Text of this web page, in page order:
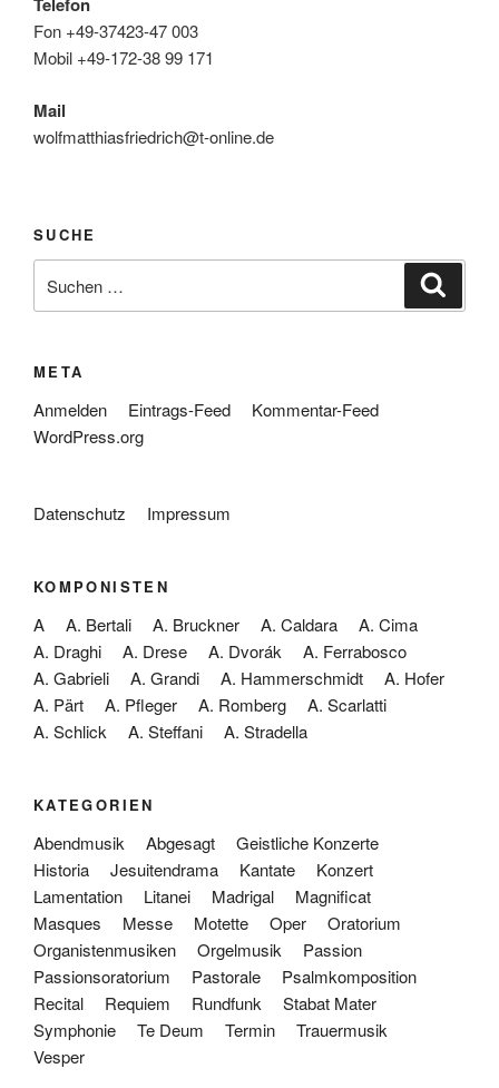
Fon +49-37423-47 003
Mobil +49-172-38 99 171
Mail
wolfmatthiasfriedrich@t-online.de
SUCHE
nach:
META
Anmelden Eintrags-Feed
Kommentar-Feed
WordPress.org
Datenschutz Impressum
KOMPONISTEN
A A. Bertali A. Bruckner A. Caldara
A. Cima
A. Draghi
A. Drese A. Dvorák
A. Ferrabosco
A. Gabrieli
A. Grandi A. Hammerschmidt
A. Hofer
A. Pärt
A. Pfleger A. Romberg
A. Scarlatti
A. Schlick
A. Steffani A. Stradella
KATEGORIEN
Abendmusik Abgesagt
Geistliche Konzerte
Historia
Jesuitendrama Kantate
Konzert
Lamentation
Litanei Madrigal
Magnificat
Masques
Messe Motette Oper
Oratorium
Organistenmusiken
Orgelmusik
Passion
Passionsoratorium
Pastorale
Psalmkomposition
Recital
Requiem Rundfunk
Stabat Mater
Symphonie
Te Deum Termin
Trauermusik
Vesper